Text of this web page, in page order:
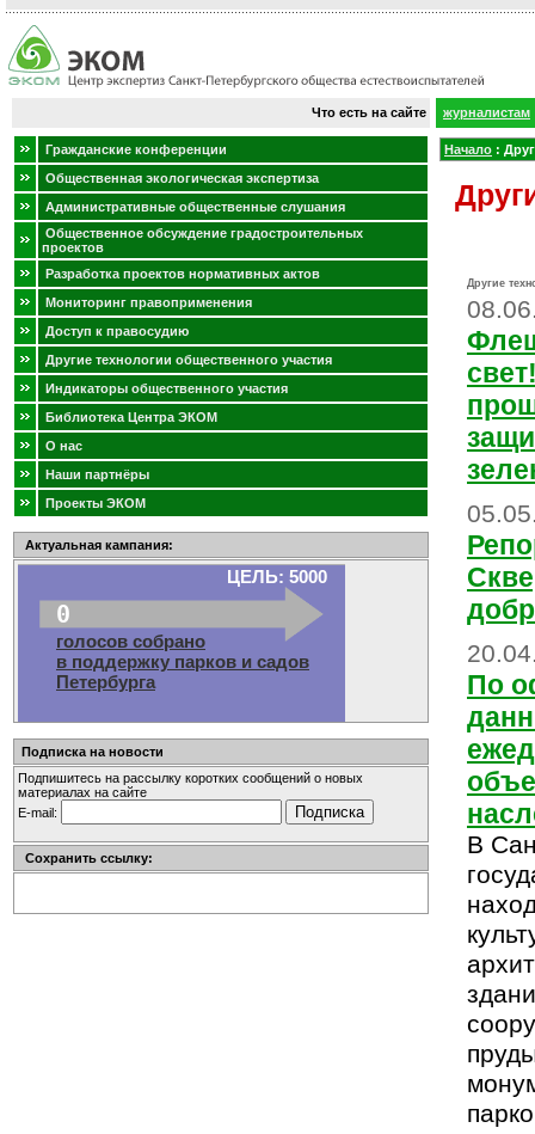
Что есть на сайте журналистам
Гражданские конференции
Общественная экологическая экспертиза
Административные общественные слушания
Общественное обсуждение градостроительных
проектов
Разработка проектов нормативных актов
Мониторинг правоприменения
Доступ к правосудию
Другие технологии общественного участия
Индикаторы общественного участия
Библиотека Центра ЭКОМ
О нас
Наши партнёры
Проекты ЭКОМ
Актуальная кампания:
0
голосов собрано
в поддержку парков и садов
Петербурга
ЦЕЛЬ: 5000
Подписка на новости
Подпишитесь на рассылку коротких сообщений о новых
материалах на сайте
E-mail:
Сохранить ссылку:
Начало :
Другие
По
В